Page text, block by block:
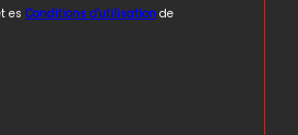
es Conditions d'utilisationde